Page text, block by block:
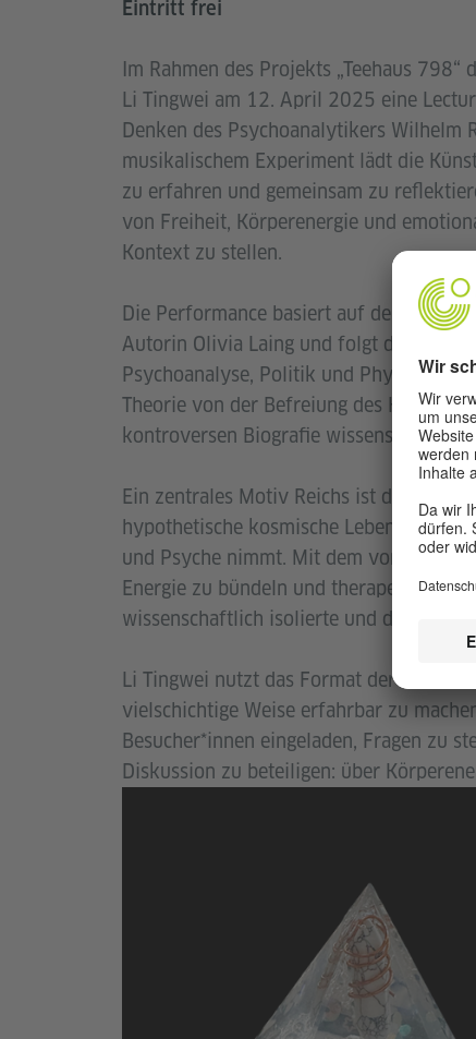
Eintritt frei
Im Rahmen des Projekts „Teehaus
Li Tingwei am 12. April 2025 eine
Denken des Psychoanalytikers Wilhelm
musikalischem Experiment lädt die
zu erfahren und gemeinsam zu
von Freiheit, Körperenergie und
Kontext zu stellen.
Die Performance basiert auf dem Buch
Autorin Olivia Laing und folgt den
Psychoanalyse, Politik und Physiologie
Theorie von der Befreiung des Körpers
kontroversen Biografie wissenschaftlich
Ein zentrales Motiv Reichs ist das
hypothetische kosmische
und Psyche nimmt. Mit dem von ihm
Energie zu bündeln und therapeutisch
wissenschaftlich isolierte und der
Li Tingwei nutzt das Format der Lecture
vielschichtige Weise erfahrbar zu
Besucher*innen eingeladen, Fragen zu
Diskussion zu beteiligen: über